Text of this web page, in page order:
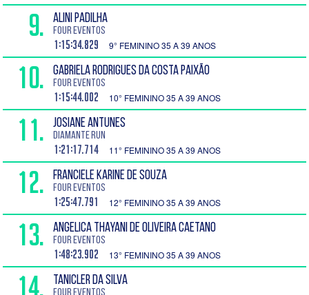
9. ALINI PADILHA
Four Eventos
1:15:34.829 9° FEMININO 35 A 39 ANOS
10. GABRIELA RODRIGUES DA COSTA PAIXÃO
Four Eventos
1:15:44.002 10° FEMININO 35 A 39 ANOS
11. JOSIANE ANTUNES
DIAMANTE RUN
1:21:17.714 11° FEMININO 35 A 39 ANOS
12. FRANCIELE KARINE DE SOUZA
Four Eventos
1:25:47.791 12° FEMININO 35 A 39 ANOS
13. ANGELICA THAYANI DE OLIVEIRA CAETANO
Four Eventos
1:48:23.902 13° FEMININO 35 A 39 ANOS
14. TANICLER DA SILVA